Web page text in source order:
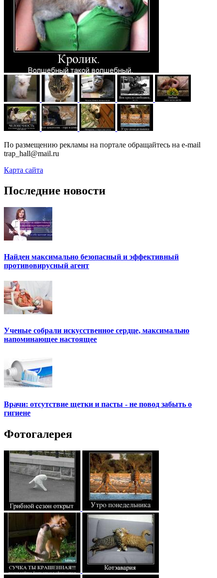
По размещению рекламы на портале обращайтесь на e-mail
trap_hall@mail.ru
Карта сайта
Последние новости
Найден максимально безопасный и эффективный
противовирусный агент
Ученые собрали искусственное сердце, максимально
напоминающее настоящее
Врачи: отсутствие щетки и пасты - не повод забыть о
гигиене
Фотогалерея